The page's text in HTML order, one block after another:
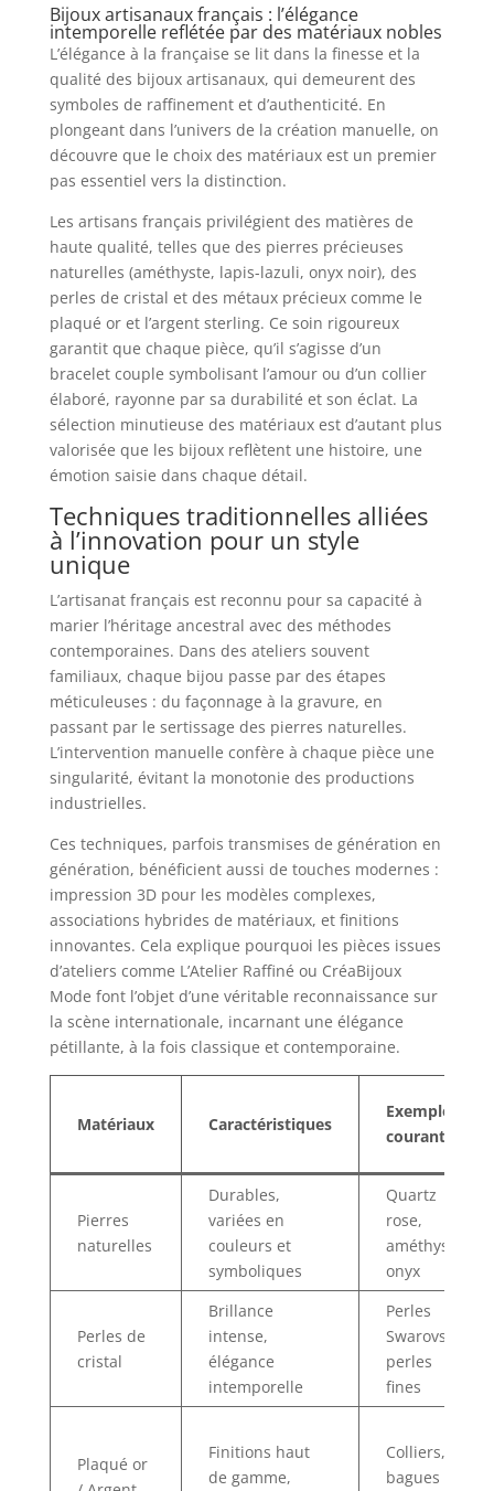
Bijoux artisanaux français : l’élégance
intemporelle reflétée par des matériaux nobles
L’élégance à la française se lit dans la finesse et la
qualité des bijoux artisanaux, qui demeurent des
symboles de raffinement et d’authenticité. En
plongeant dans l’univers de la création manuelle, on
découvre que le choix des matériaux est un premier
pas essentiel vers la distinction.
Les artisans français privilégient des matières de
haute qualité, telles que des pierres précieuses
naturelles (améthyste, lapis-lazuli, onyx noir), des
perles de cristal et des métaux précieux comme le
plaqué or et l’argent sterling. Ce soin rigoureux
garantit que chaque pièce, qu’il s’agisse d’un
bracelet couple symbolisant l’amour ou d’un collier
élaboré, rayonne par sa durabilité et son éclat. La
sélection minutieuse des matériaux est d’autant plus
valorisée que les bijoux reflètent une histoire, une
émotion saisie dans chaque détail.
Techniques traditionnelles alliées
à l’innovation pour un style
unique
L’artisanat français est reconnu pour sa capacité à
marier l’héritage ancestral avec des méthodes
contemporaines. Dans des ateliers souvent
familiaux, chaque bijou passe par des étapes
méticuleuses : du façonnage à la gravure, en
passant par le sertissage des pierres naturelles.
L’intervention manuelle confère à chaque pièce une
singularité, évitant la monotonie des productions
industrielles.
Ces techniques, parfois transmises de génération en
génération, bénéficient aussi de touches modernes :
impression 3D pour les modèles complexes,
associations hybrides de matériaux, et finitions
innovantes. Cela explique pourquoi les pièces issues
d’ateliers comme L’Atelier Raffiné ou CréaBijoux
Mode font l’objet d’une véritable reconnaissance sur
la scène internationale, incarnant une élégance
pétillante, à la fois classique et contemporaine.
Matériaux Caractéristiques
Exemples
courants
Pierres
naturelles
Durables,
variées en
couleurs et
symboliques
Quartz
rose,
améthyste,
onyx
Perles de
cristal
Brillance
intense,
élégance
intemporelle
Perles
Swarovski,
perles
fines
Plaqué or
Finitions haut
de gamme,
Colliers,
bagues